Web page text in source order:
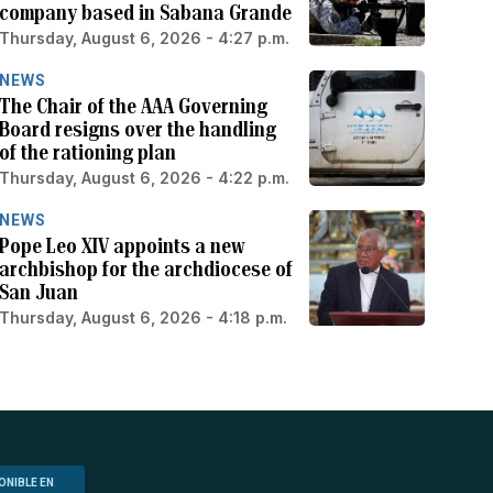
company based in Sabana Grande
Thursday, August 6, 2026 - 4:27 p.m.
NEWS
The Chair of the AAA Governing
Board resigns over the handling
of the rationing plan
Thursday, August 6, 2026 - 4:22 p.m.
NEWS
Pope Leo XIV appoints a new
archbishop for the archdiocese of
San Juan
Thursday, August 6, 2026 - 4:18 p.m.
EN